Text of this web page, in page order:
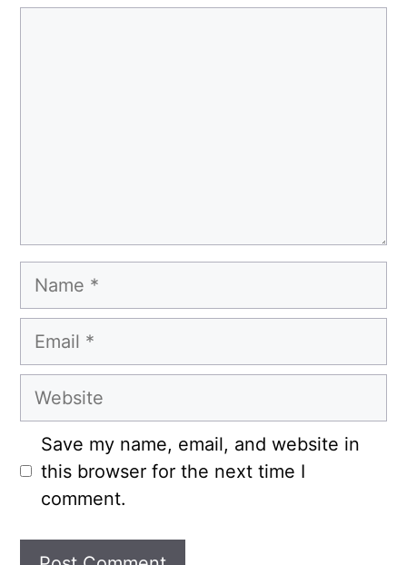
Name
Email
Website
Save my name, email, and website in
this browser for the next time I
comment.